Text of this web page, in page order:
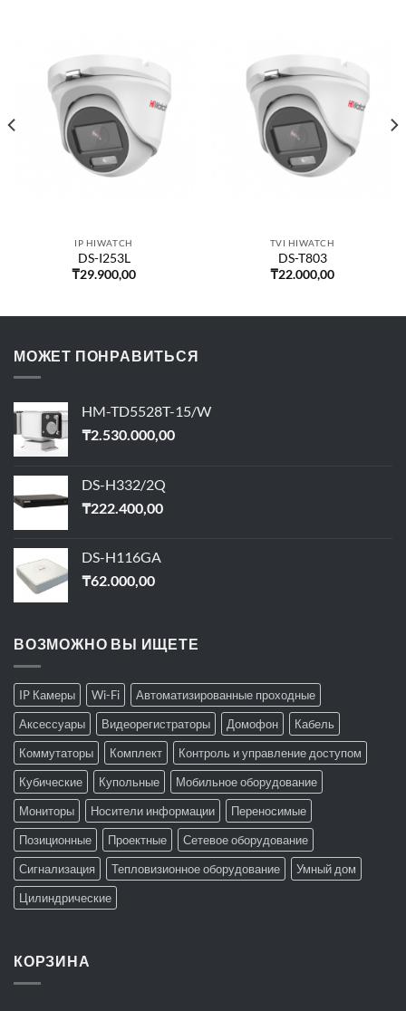
IP HIWATCH
DS-I253L
₸29.900,00
TVI HIWATCH
DS-T803
₸22.000,00
МОЖЕТ ПОНРАВИТЬСЯ
HM-TD5528T-15/W
₸2.530.000,00
DS-H332/2Q
₸222.400,00
DS-H116GA
₸62.000,00
ВОЗМОЖНО ВЫ ИЩЕТЕ
IP Камеры Wi-Fi
Автоматизированные проходные
Аксессуары
Видеорегистраторы Домофон
Кабель
Коммутаторы
Комплект
Контроль и управление доступом
Кубические
Купольные
Мобильное оборудование
Мониторы
Носители информации
Переносимые
Позиционные
Проектные
Сетевое оборудование
Сигнализация
Тепловизионное оборудование
Умный дом
Цилиндрические
КОРЗИНА